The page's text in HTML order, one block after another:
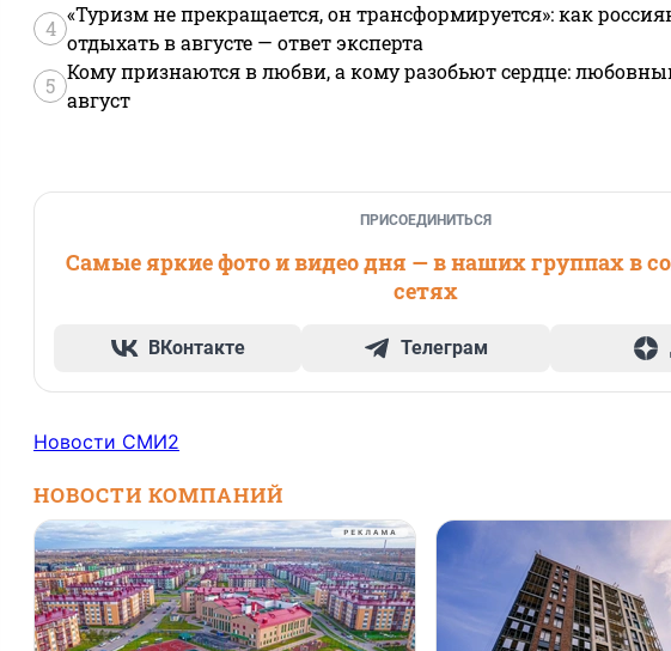
4
«Туризм не прекращается, он трансформируется»: как
отдыхать в августе — ответ эксперта
5
Кому признаются в любви, а кому разобьют сердце:
август
ПРИСОЕДИНИТЬСЯ
Самые яркие фото и видео дня — в наших группах в
сетях
ВКонтакте Телеграм
Новости СМИ2
НОВОСТИ КОМПАНИЙ